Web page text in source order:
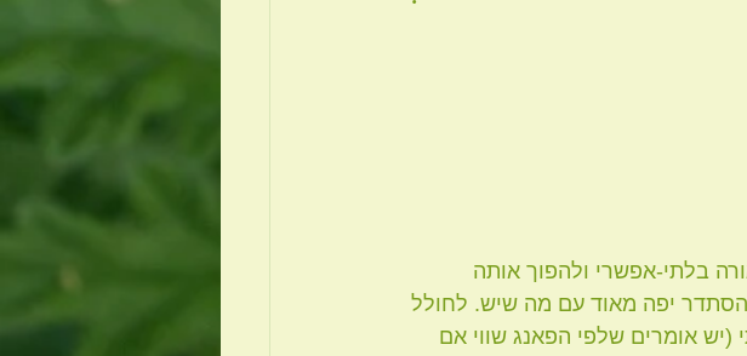
בלתי-אפשרי ולהפוך אותה
יפה מאוד עם מה שיש. לחולל
אומרים שלפי הפאנג שווי אם